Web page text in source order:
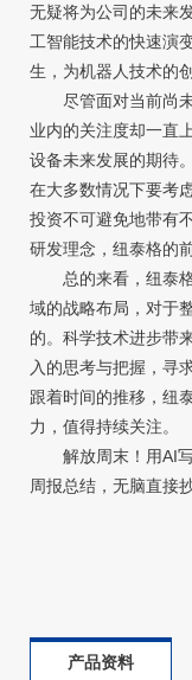
无疑将为公司的未来
工智能技术的快速演
生，为机器人技术的
尽管面对当前尚未
业内的关注度却一直
设备未来发展的期待
在大多数情况下要考
投资不可避免地带有
研发理念，纽泰格的
总的来看，纽泰格
域的战略布局，对于
的。科学技术进步带
入的思考与把握，寻
跟着时间的推移，纽
力，值得持续关注。
解放周末！用AI写
周报总结，无脑直
产品资料